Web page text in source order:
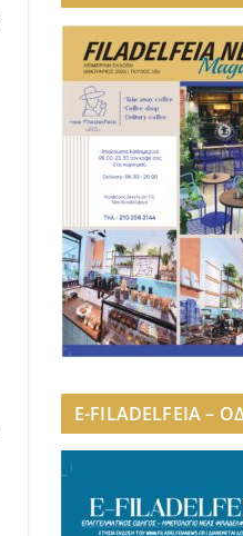
E-FILADELFEIA –